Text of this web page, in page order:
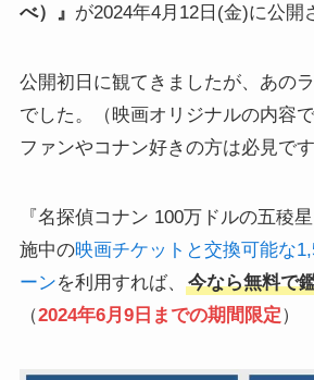
べ）』 が2024年4月12日(金)に公開
公開初日に観てきましたが、あの
でした。（映画オリジナルの内容
ファンやコナン好きの方は必見です
『名探偵コナン 100万ドルの五稜
施中の映画チケットと交換可能な
ーンを利用すれば、 今なら無料で
（2024年6月9日までの期間限定）